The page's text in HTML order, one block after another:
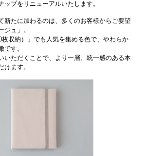
ップをリニューアルいたします。
新たに加わるのは、多くのお客様からご要望
ジュ」。
枚収納）」でも人気を集める色で、やわらか
です。
いただくことで、より一層、統一感のある本
けます。